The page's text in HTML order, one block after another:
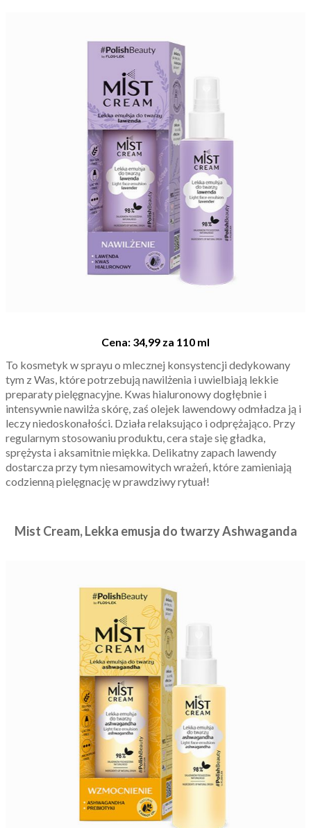
Cena: 34,99 za 110 ml
To kosmetyk w sprayu o mlecznej konsystencji dedykowany
tym z Was, które potrzebują nawilżenia i uwielbiają lekkie
preparaty pielęgnacyjne. Kwas hialuronowy dogłębnie i
intensywnie nawilża skórę, zaś olejek lawendowy odmładza ją i
leczy niedoskonałości. Działa relaksująco i odprężająco. Przy
regularnym stosowaniu produktu, cera staje się gładka,
sprężysta i aksamitnie miękka. Delikatny zapach lawendy
dostarcza przy tym niesamowitych wrażeń, które zamieniają
codzienną pielęgnację w prawdziwy rytuał!
Mist Cream, Lekka emusja do twarzy Ashwaganda